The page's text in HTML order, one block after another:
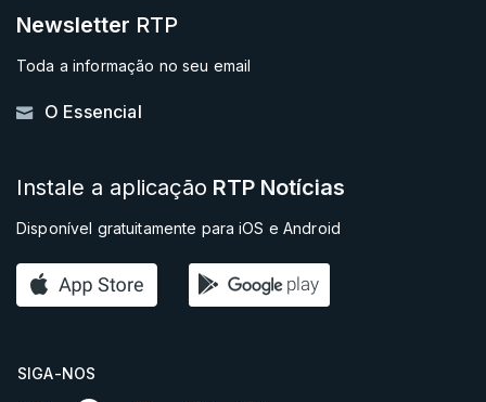
Newsletter RTP
Toda a informação no seu email
O Essencial
Instale a aplicação RTP Notícias
Disponível gratuitamente para iOS e Android
SIGA-NOS